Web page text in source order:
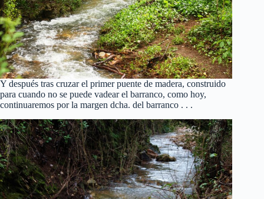
Y después tras cruzar el primer puente de madera, construido
para cuando no se puede vadear el barranco, como hoy,
continuaremos por la margen dcha. del barranco . . .